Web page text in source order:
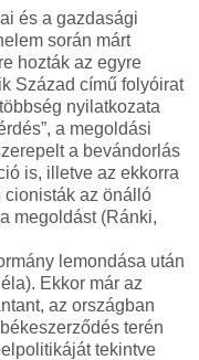
és a gazdasági
során márt
hozták az egyre
Század című folyóirat
nyilatkozata
a megoldási
a bevándorlás
is, illetve az ekkorra
cionisták az önálló
megoldást (Ránki,
lemondása után
Ekkor már az
az országban
terén
tekintve